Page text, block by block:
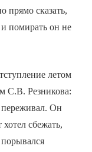
прямо сказать,
помирать он не
летом
С.В. Резникова:
переживал. Он
хотел сбежать,